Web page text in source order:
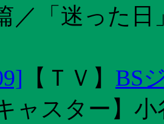
／「迷った
【 ＴＶ 】 BS
ャスター】